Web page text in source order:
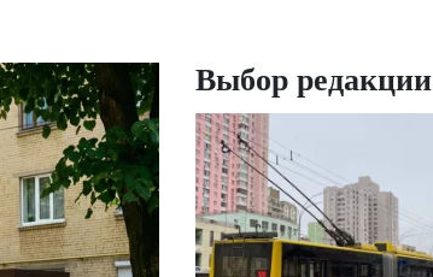
Выбор редакции